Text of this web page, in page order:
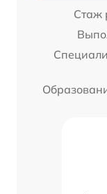
Стаж